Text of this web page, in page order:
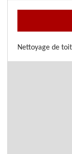
Nettoyage de